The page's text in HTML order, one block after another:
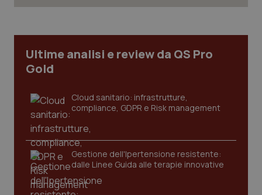
Ultime analisi e review da QS Pro
Gold
Cloud sanitario: infrastrutture,
compliance, GDPR e Risk management
Gestione dell'Ipertensione resistente:
dalle Linee Guida alle terapie innovative